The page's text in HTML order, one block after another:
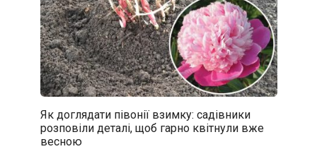
Як доглядати півонії взимку: садівники
розповіли деталі, щоб гарно квітнули вже
весною